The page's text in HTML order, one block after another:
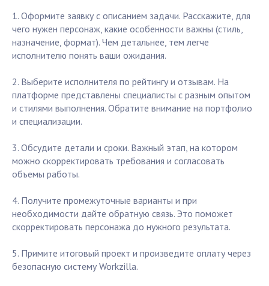
1. Оформите заявку с описанием задачи. Расскажите, для
чего нужен персонаж, какие особенности важны (стиль,
назначение, формат). Чем детальнее, тем легче
исполнителю понять ваши ожидания.
2. Выберите исполнителя по рейтингу и отзывам. На
платформе представлены специалисты с разным опытом
и стилями выполнения. Обратите внимание на портфолио
и специализации.
3. Обсудите детали и сроки. Важный этап, на котором
можно скорректировать требования и согласовать
объемы работы.
4. Получите промежуточные варианты и при
необходимости дайте обратную связь. Это поможет
скорректировать персонажа до нужного результата.
5. Примите итоговый проект и произведите оплату через
безопасную систему Workzilla.